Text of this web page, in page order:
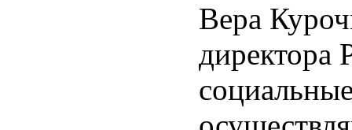
Вера
директора